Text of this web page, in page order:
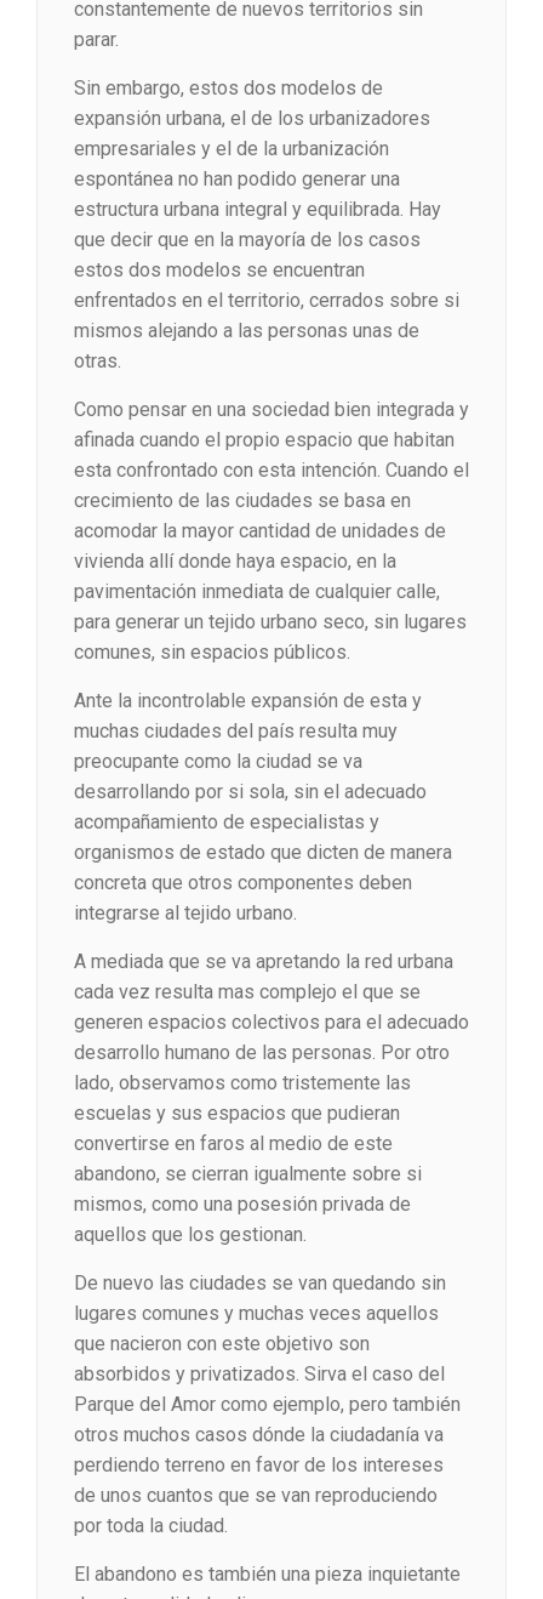
constantemente de nuevos territorios sin
parar.
Sin embargo, estos dos modelos de
expansión urbana, el de los urbanizadores
empresariales y el de la urbanización
espontánea no han podido generar una
estructura urbana integral y equilibrada. Hay
que decir que en la mayoría de los casos
estos dos modelos se encuentran
enfrentados en el territorio, cerrados sobre si
mismos alejando a las personas unas de
otras.
Como pensar en una sociedad bien integrada y
afinada cuando el propio espacio que habitan
esta confrontado con esta intención. Cuando el
crecimiento de las ciudades se basa en
acomodar la mayor cantidad de unidades de
vivienda allí donde haya espacio, en la
pavimentación inmediata de cualquier calle,
para generar un tejido urbano seco, sin lugares
comunes, sin espacios públicos.
Ante la incontrolable expansión de esta y
muchas ciudades del país resulta muy
preocupante como la ciudad se va
desarrollando por si sola, sin el adecuado
acompañamiento de especialistas y
organismos de estado que dicten de manera
concreta que otros componentes deben
integrarse al tejido urbano.
A mediada que se va apretando la red urbana
cada vez resulta mas complejo el que se
generen espacios colectivos para el adecuado
desarrollo humano de las personas. Por otro
lado, observamos como tristemente las
escuelas y sus espacios que pudieran
convertirse en faros al medio de este
abandono, se cierran igualmente sobre si
mismos, como una posesión privada de
aquellos que los gestionan.
De nuevo las ciudades se van quedando sin
lugares comunes y muchas veces aquellos
que nacieron con este objetivo son
absorbidos y privatizados. Sirva el caso del
Parque del Amor como ejemplo, pero también
otros muchos casos dónde la ciudadanía va
perdiendo terreno en favor de los intereses
de unos cuantos que se van reproduciendo
por toda la ciudad.
El abandono es también una pieza inquietante